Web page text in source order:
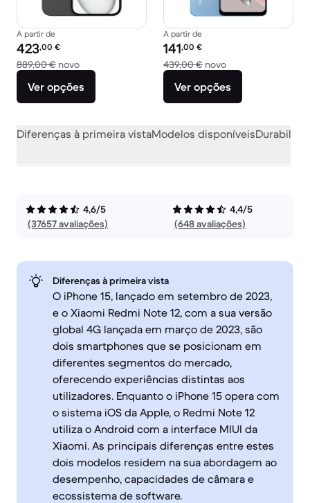
A partir de
Preço recondicionado:
423,00 €
889,00 € novoVersus 889,00 € novo
Ver opções
A partir de
Preço recondicionado:
141,00 €
439,00 € novoVersus 439,00 €
Ver opções
Diferenças à primeira vistaModelos disponíveis
4,6/5
(37657 avaliações)
4,4/5
(648 avaliações)
Diferenças à primeira vista
O iPhone 15, lançado em setembro de 2023,
e o Xiaomi Redmi Note 12, com a sua versão
global 4G lançada em março de 2023, são
dois smartphones que se posicionam em
diferentes segmentos do mercado,
oferecendo experiências distintas aos
utilizadores. Enquanto o iPhone 15 opera com
o sistema iOS da Apple, o Redmi Note 12
utiliza o Android com a interface MIUI da
Xiaomi. As principais diferenças entre estes
dois modelos residem na sua abordagem ao
desempenho, capacidades de câmara e
ecossistema de software.